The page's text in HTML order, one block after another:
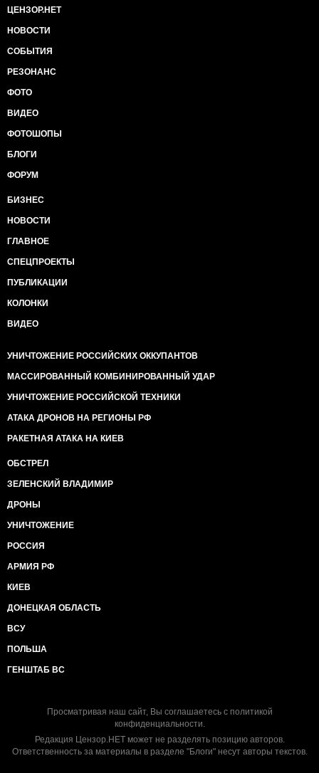
ЦЕНЗОР.НЕТ
НОВОСТИ
СОБЫТИЯ
РЕЗОНАНС
ФОТО
ВИДЕО
ФОТОШОПЫ
БЛОГИ
ФОРУМ
БИЗНЕС
НОВОСТИ
ГЛАВНОЕ
СПЕЦПРОЕКТЫ
ПУБЛИКАЦИИ
КОЛОНКИ
ВИДЕО
УНИЧТОЖЕНИЕ РОССИЙСКИХ ОККУПАНТОВ
МАССИРОВАННЫЙ КОМБИНИРОВАННЫЙ УДАР
УНИЧТОЖЕНИЕ РОССИЙСКОЙ ТЕХНИКИ
АТАКА ДРОНОВ НА РЕГИОНЫ РФ
РАКЕТНАЯ АТАКА НА КИЕВ
ОБСТРЕЛ
ЗЕЛЕНСКИЙ ВЛАДИМИР
ДРОНЫ
УНИЧТОЖЕНИЕ
РОССИЯ
АРМИЯ РФ
КИЕВ
ДОНЕЦКАЯ ОБЛАСТЬ
ВСУ
ПОЛЬША
ГЕНШТАБ ВС
Просматривая наш сайт, Вы соглашаетесь с политикой
конфиденциальности.
Редакция Цензор.НЕТ может не разделять позицию авторов.
Ответственность за материалы в разделе "Блоги" несут авторы текстов.